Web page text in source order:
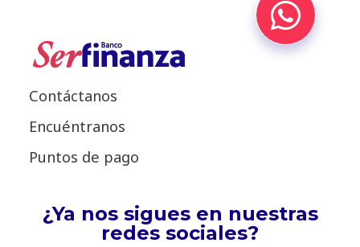
Contáctanos
Encuéntranos
Puntos de pago
¿Ya nos sigues en nuestras
redes sociales?